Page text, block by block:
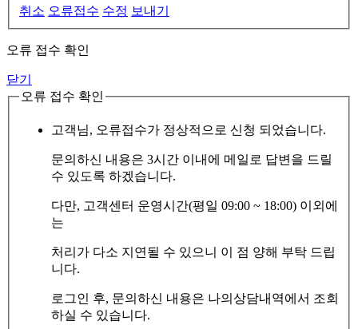
취소 오류접수 수정 보내기
오류 접수 확인
닫기
오류 접수 확인
고객님, 오류접수가 정상적으로 신청 되었습니다.
문의하신 내용은 3시간 이내에 메일로 답변을 드릴
수 있도록 하겠습니다.
다만, 고객센터 운영시간(평일 09:00 ~ 18:00) 이외에
는
처리가 다소 지연될 수 있으니 이 점 양해 부탁 드립
니다.
로그인 후, 문의하신 내용은 나의상담내역에서 조회
하실 수 있습니다.